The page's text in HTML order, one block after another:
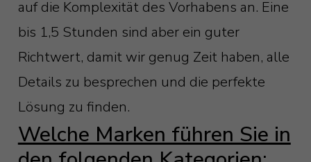
auf die Komplexität des Vorhabens an. Eine
bis 1,5 Stunden sind aber ein guter
Richtwert, damit wir genug Zeit haben, alle
Details zu besprechen und die perfekte
Lösung zu finden.
Welche Marken führen Sie in